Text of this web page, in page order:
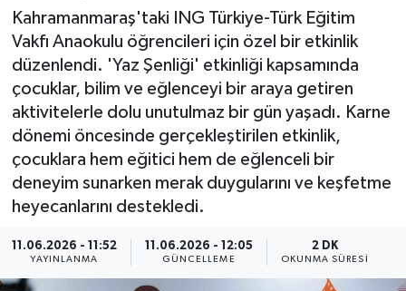
Kahramanmaraş'taki ING Türkiye-Türk Eğitim
Vakfı Anaokulu öğrencileri için özel bir etkinlik
düzenlendi. 'Yaz Şenliği' etkinliği kapsamında
çocuklar, bilim ve eğlenceyi bir araya getiren
aktivitelerle dolu unutulmaz bir gün yaşadı. Karne
dönemi öncesinde gerçekleştirilen etkinlik,
çocuklara hem eğitici hem de eğlenceli bir
deneyim sunarken merak duygularını ve keşfetme
heyecanlarını destekledi.
11.06.2026 - 11:52
YAYINLANMA
11.06.2026 - 12:05
GÜNCELLEME
2 DK
OKUNMA SÜRESI
Advertising news
Canlı Maç
ÇEVRE
Dış Haberler
EĞİTİM
Haber Arşivi